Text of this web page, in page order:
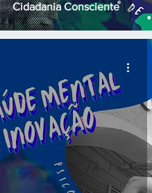
Cidadania Consciente